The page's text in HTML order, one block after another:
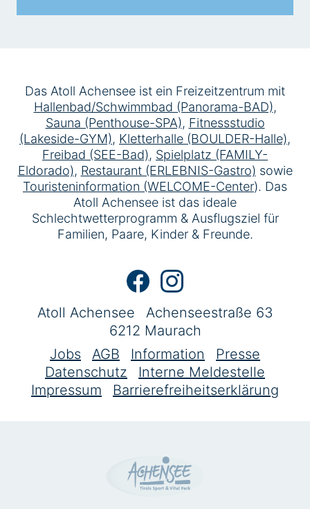
Das Atoll Achensee ist ein Freizeitzentrum mit
Hallenbad/Schwimmbad (Panorama-BAD),
Sauna (Penthouse-SPA), Fitnessstudio
(Lakeside-GYM), Kletterhalle (BOULDER-Halle),
Freibad (SEE-Bad), Spielplatz (FAMILY-
Eldorado), Restaurant (ERLEBNIS-Gastro) sowie
Touristeninformation (WELCOME-Center). Das
Atoll Achensee ist das ideale
Schlechtwetterprogramm & Ausflugsziel für
Familien, Paare, Kinder & Freunde.
Atoll Achensee
Achenseestraße 63
6212 Maurach
Jobs
AGB Information
Presse
Datenschutz
Interne Meldestelle
Impressum
Barrierefreiheitserklärung